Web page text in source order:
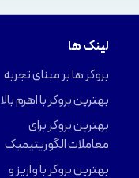
لینک ها
بروکر ها بر مبنای تجربه
بهترین بروکر با اهرم بالا
بهترین بروکر برای
معاملات الگوریتیمیک
بهترین بروکر با واریز و